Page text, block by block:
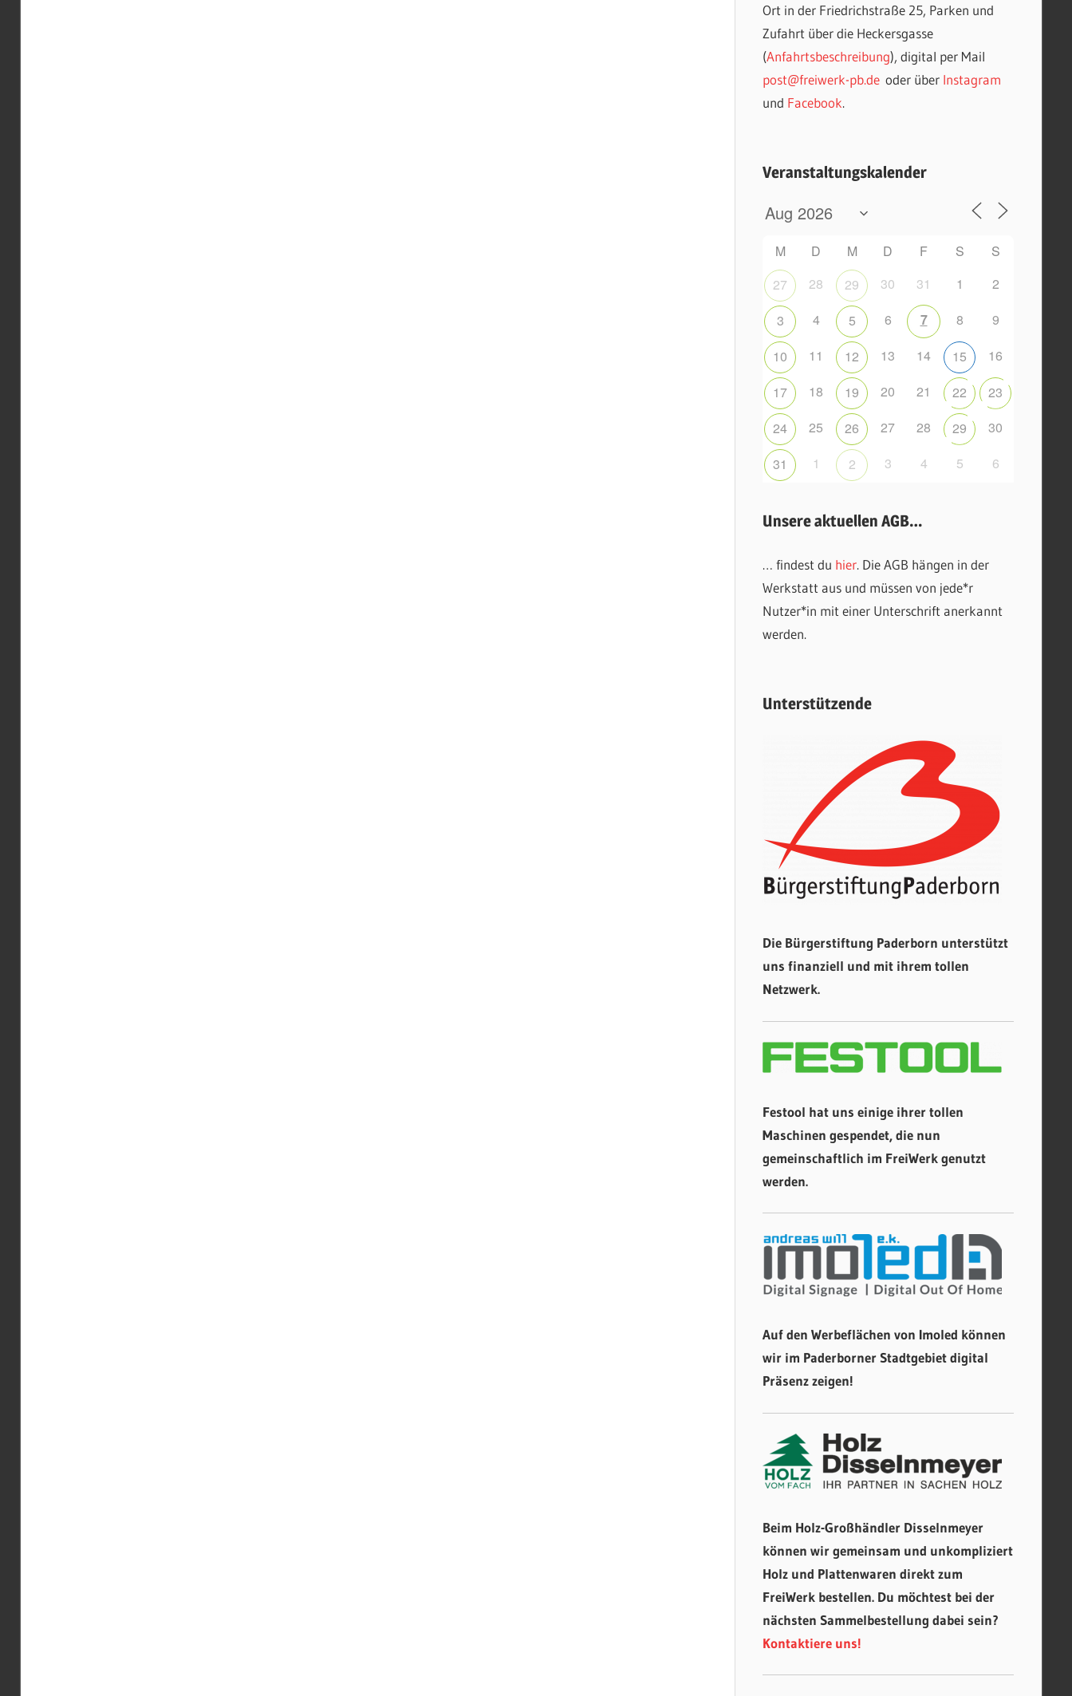
Ort in der Friedrichstraße 25, Parken und
Zufahrt über die Heckersgasse
(Anfahrtsbeschreibung), digital per Mail
post@freiwerk-pb.deoder über Instagram
und Facebook.
Veranstaltungskalender
M D M D F S
S
27
28 29 30 31 1
2
3
4 5 6 7 8
9
10
11 12 13 14 15
16
17
18 19 20 21 22
23
24
25 26 27 28 29
30
31
1 2 3 4 5 6
Unsere aktuellen AGB…
… findest du hier. Die AGB hängen in der
Werkstatt aus und müssen von jede*r
Nutzer*in mit einer Unterschrift anerkannt
werden.
Unterstützende
Die Bürgerstiftung Paderborn unterstützt
uns finanziell und mit ihrem tollen
Netzwerk.
Festool hat uns einige ihrer tollen
Maschinen gespendet, die nun
gemeinschaftlich im FreiWerk genutzt
werden.
Auf den Werbeflächen von Imoled können
wir im Paderborner Stadtgebiet digital
Präsenz zeigen!
Beim Holz-Großhändler Disselnmeyer
können wir gemeinsam und unkompliziert
Holz und Plattenwaren direkt zum
FreiWerk bestellen. Du möchtest bei der
nächsten Sammelbestellung dabei sein?
Kontaktiere uns!